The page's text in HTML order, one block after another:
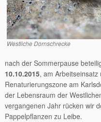
Westliche Dornschrecke
nach der Sommerpause
10.10.2015, am
Renaturierungszone am
der Lebensraum der
vergangenen Jahr rücken wir
Pappelpflanzen zu Leibe.